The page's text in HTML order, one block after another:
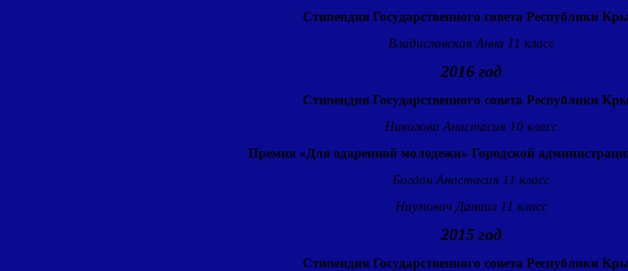
Стипендия Государственного совета Республики
Владиславская Анна 11 класс
2016 год
Стипендия Государственного совета Республики
Николова Анастасия 10 класс
Премия «Для одаренной молодежи» Городской
Богдан Анастасия 11 класс
Наумович Даниил 11 класс
2015 год
Стипендия Государственного совета Республики